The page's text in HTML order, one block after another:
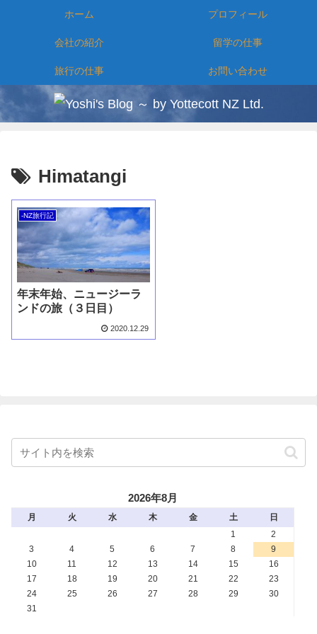
ホーム プロフィール
会社の紹介 留学の仕事
旅行の仕事 お問い合わせ
Himatangi
-NZ旅行記
年末年始、ニュージーラ
ンドの旅（３日目）
2020.12.29
2026年8月
月 火 水 木 金 土
日
1
2
3
4 5 6 7 8
9
10
11 12 13 14 15
16
17
18 19 20 21 22
23
24
25 26 27 28 29
30
31